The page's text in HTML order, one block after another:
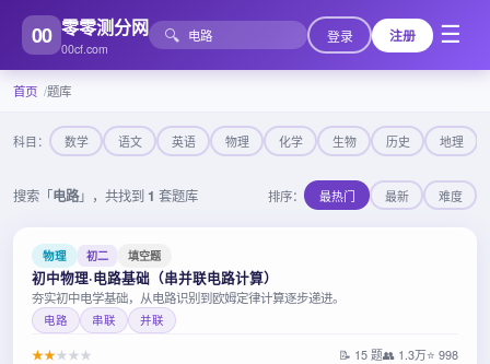
00 零零测分网
00cf.com
🔍 登录 注册 ☰
首页 题库
科目： 数学 语文 英语 物理 化学 生物 历史 地理
搜索「电路」，共找到 1 套题库 排序： 最热门 最新 难度
物理 初二 填空题
初中物理·电路基础（串并联电路计算）
夯实初中电学基础，从电路识别到欧姆定律计算逐步递进。
电路 串联 并联
★★★ ★ ★ 📝 15 题👥 1.3万⭐ 998